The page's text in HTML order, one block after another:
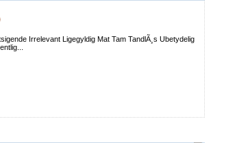
Irrelevant Ligegyldig Mat Tam TandlÃ¸s Ubetydelig